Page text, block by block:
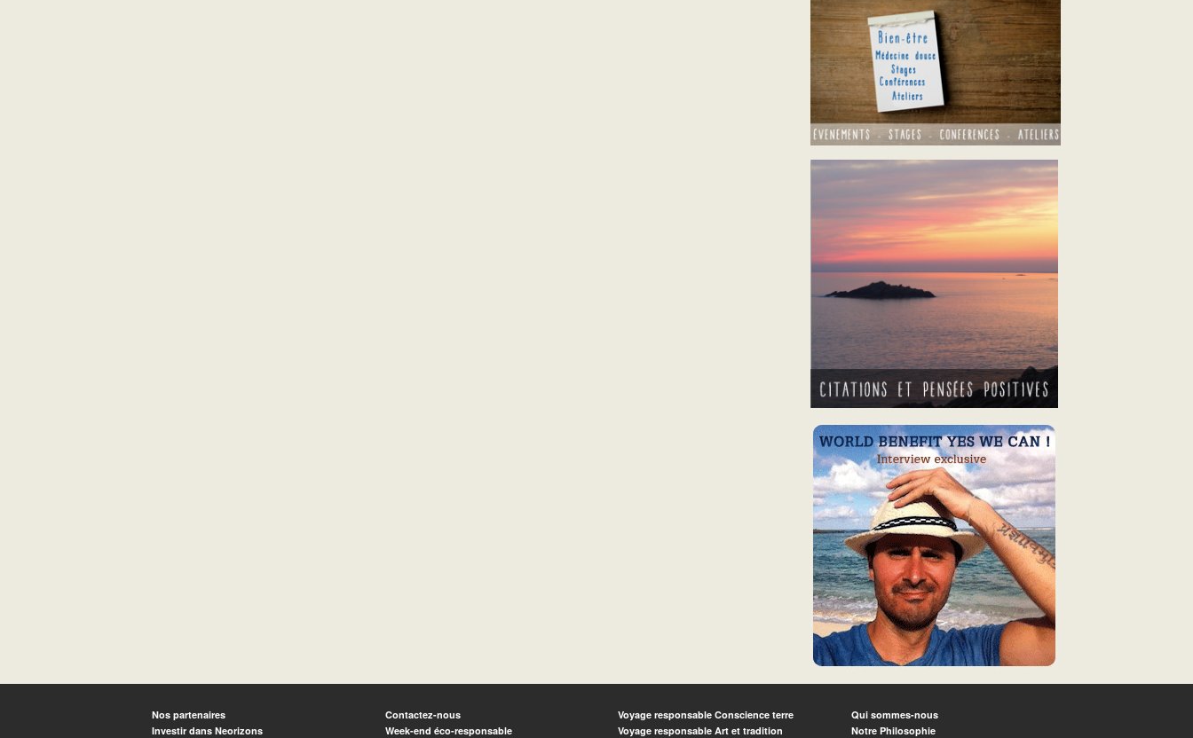
Nos partenaires
Investir dans Neorizons
Contactez-nous
Week-end éco-responsable
Voyage responsable Conscience terre
Voyage responsable Art et tradition
Qui sommes-nous
Notre Philosophie